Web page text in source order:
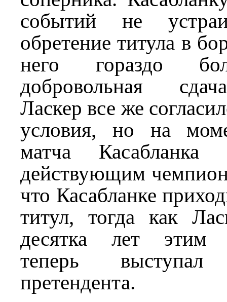
событий не
обретение титула в
него гораздо
добровольная
Ласкер все же
условия, но на
матча Касабланка
действующим
что Касабланке
титул, тогда как
десятка лет этим
теперь
претендента.